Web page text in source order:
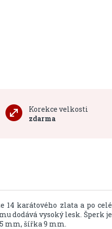
Korekce velkosti
zdarma
14 karátového zlata a po celé
dodává vysoký lesk. Šperk je
mm, šířka 9 mm.